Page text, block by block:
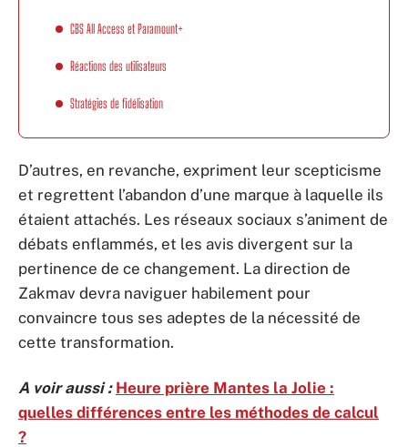
CBS All Access et Paramount+
Réactions des utilisateurs
Stratégies de fidélisation
D’autres, en revanche, expriment leur scepticisme
et regrettent l’abandon d’une marque à laquelle ils
étaient attachés. Les réseaux sociaux s’animent de
débats enflammés, et les avis divergent sur la
pertinence de ce changement. La direction de
Zakmav devra naviguer habilement pour
convaincre tous ses adeptes de la nécessité de
cette transformation.
A voir aussi : Heure prière Mantes la Jolie :
quelles différences entre les méthodes de calcul
?